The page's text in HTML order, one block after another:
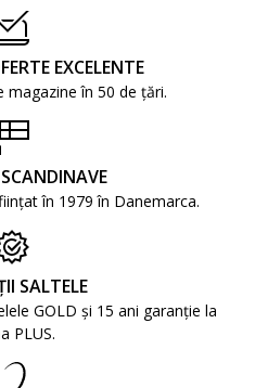
EXCELENTE
magazine în 50 de țări.
în 1979 în Danemarca.
SALTELE
GOLD și 15 ani garanție la
PLUS.